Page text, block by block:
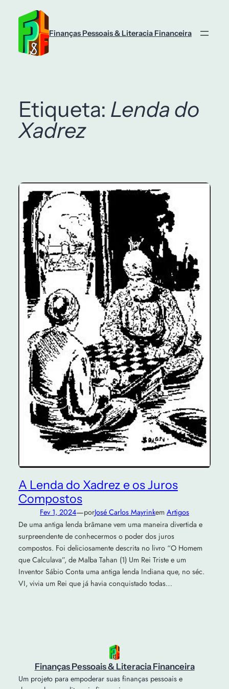
conteúdo
Finanças Pessoais & Literacia Financeira
Etiqueta: Lenda do
Xadrez
A Lenda do Xadrez e os Juros
Compostos
Fev 1, 2024—porJosé Carlos Mayrinkem Artigos
De uma antiga lenda brâmane vem uma maneira divertida e
surpreendente de conhecermos o poder dos juros
compostos. Foi deliciosamente descrita no livro “O Homem
que Calculava”, de Malba Tahan (1) Um Rei Triste e um
Inventor Sábio Conta uma antiga lenda Indiana que, no séc.
VI, vivia um Rei que já havia conquistado todas…
Finanças Pessoais & Literacia Financeira
Um projeto para empoderar suas finanças pessoais e